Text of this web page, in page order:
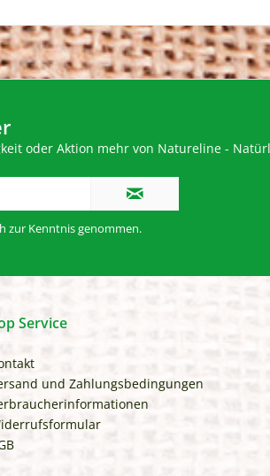
oder Aktion mehr von Natureline -
zur Kenntnis genommen.
Service
und Zahlungsbedingungen